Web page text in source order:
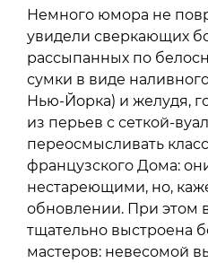
Немного юмора не
увидели сверкающих
рассыпанных по
сумки в виде
Нью-Йорка) и желудя,
из перьев с сеткой-
переосмысливать
французского Дома:
нестареющими, но,
обновлении. При этом
тщательно выстроена
мастеров: невесомой